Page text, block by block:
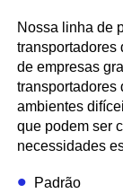
Nossa linha de
transportadores
de empresas
transportadores
ambientes
que podem ser
necessidades
Padrão